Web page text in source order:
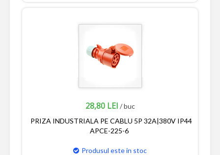
28,80 LEI / buc
PRIZA INDUSTRIALA PE CABLU 5P 32A|380V IP44
APCE-225-6
Produsul este in stoc